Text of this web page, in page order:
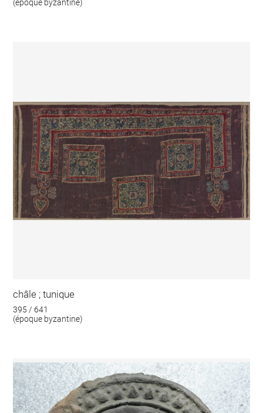
(époque byzantine)
châle ; tunique
395 / 641
(époque byzantine)